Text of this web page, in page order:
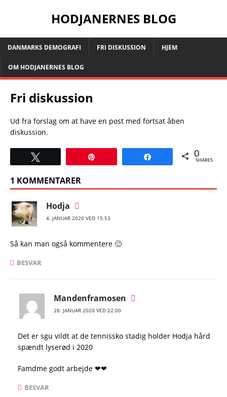
HODJANERNES BLOG
DANMARKS DEMOGRAFI FRI DISKUSSION HJEM
OM HODJANERNES BLOG
Fri diskussion
Ud fra forslag om at have en post med fortsat åben
diskussion.
0
SHARES
1 KOMMENTARER
Hodja
4. JANUAR 2020 VED 15:53
Så kan man også kommentere 🙂
BESVAR
Mandenframosen
28. JANUAR 2020 VED 22:00
Det er sgu vildt at de tennissko stadig holder Hodja hård
spændt lyserød i 2020
Famdme godt arbejde ❤❤
BESVAR